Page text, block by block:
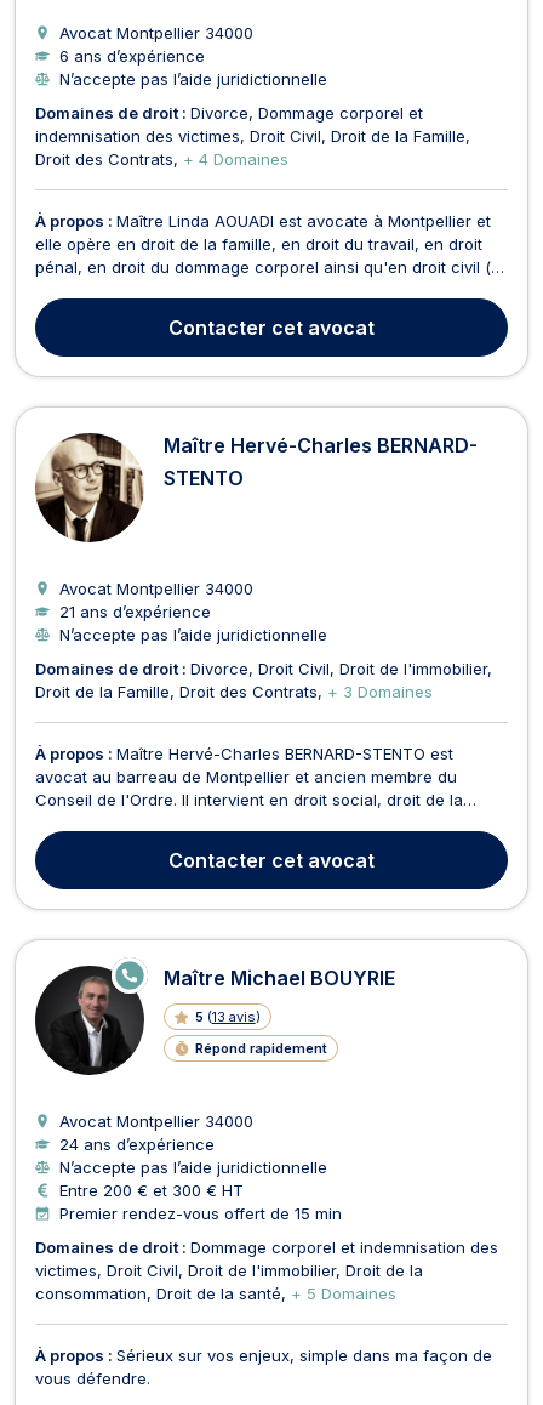
Avocat Montpellier 34000
6 ans d’expérience
N’accepte pas l’aide juridictionnelle
Domaines de droit : Divorce Dommage corporel et
indemnisation des victimes Droit Civil Droit de la Famille
Droit des Contrats
+ 4 Domaines
À propos : Maître Linda AOUADI est avocate à Montpellier et
elle opère en droit de la famille, en droit du travail, en droit
pénal, en droit du dommage corporel ainsi qu'en droit civil (
Linda AOUADI vous guide vers la procédure de divorce
adaptée à votre situation. Selon...
Contacter cet avocat
Maître Hervé-Charles BERNARD-
STENTO
Avocat Montpellier 34000
21 ans d’expérience
N’accepte pas l’aide juridictionnelle
Domaines de droit : Divorce Droit Civil Droit de l'immobilier
Droit de la Famille Droit des Contrats + 3 Domaines
À propos : Maître Hervé-Charles BERNARD-STENTO est
avocat au barreau de Montpellier et ancien membre du
Conseil de l'Ordre. Il intervient en droit social, droit de la
pères, conventions de divorce, liquidation régime
matrimonial), droit pénal, droit immobilier, droit de l'expropr...
Contacter cet avocat
Maître Michael BOUYRIE
5 (13 avis)
Répond rapidement
E
N
N
E
Avocat Montpellier 34000
24 ans d’expérience
N’accepte pas l’aide juridictionnelle
Entre 200 € et 300 € HT
Premier rendez-vous offert de 15 min
Domaines de droit : Dommage corporel et indemnisation des
victimes Droit Civil Droit de l'immobilier Droit de la
consommation Droit de la santé + 5 Domaines
À propos : Sérieux sur vos enjeux, simple dans ma façon de
vous défendre.